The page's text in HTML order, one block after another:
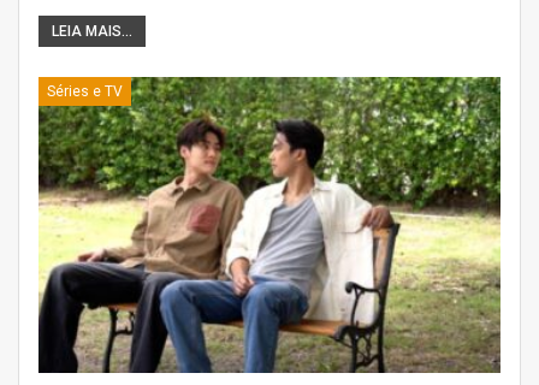
LEIA MAIS...
Séries e TV